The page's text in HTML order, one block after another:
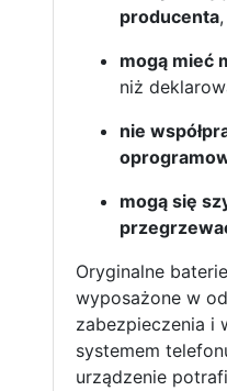
producenta,
mogą mieć
niż
nie
mogą się
Oryginalne
wyposażone w
zabezpieczenia i
systemem
urządzenie